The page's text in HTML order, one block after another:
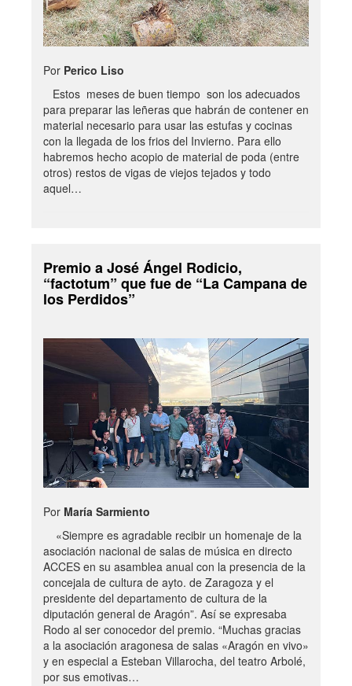
Por Perico Liso
Estos meses de buen tiempo son los adecuados
para preparar las leñeras que habrán de contener en
material necesario para usar las estufas y cocinas
con la llegada de los frios del Invierno. Para ello
habremos hecho acopio de material de poda (entre
otros) restos de vigas de viejos tejados y todo
aquel…
Premio a José Ángel Rodicio,
“factotum” que fue de “La Campana de
los Perdidos”
Por María Sarmiento
«Siempre es agradable recibir un homenaje de la
asociación nacional de salas de música en directo
ACCES en su asamblea anual con la presencia de la
concejala de cultura de ayto. de Zaragoza y el
presidente del departamento de cultura de la
diputación general de Aragón”. Así se expresaba
Rodo al ser conocedor del premio. “Muchas gracias
a la asociación aragonesa de salas «Aragón en vivo»
y en especial a Esteban Villarocha, del teatro Arbolé,
por sus emotivas…